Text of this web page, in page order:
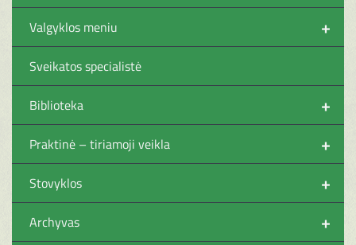
+
Valgyklos meniu
Sveikatos specialistė
+
Biblioteka
+
Praktinė – tiriamoji veikla
+
Stovyklos
+
Archyvas